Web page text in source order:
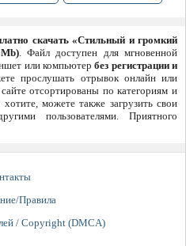
скачать «Стильный и громкий
. Файл доступен для мгновенной
или компьютербез регистрации и
прослушать отрывок онлайн или
отсортированы по категориям и
можете также загрузить свои
пользователями. Приятного
Правила
/ Copyright (DMCA)